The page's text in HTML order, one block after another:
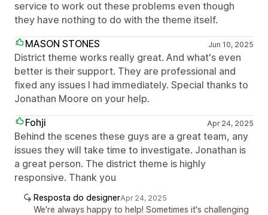
service to work out these problems even though
they have nothing to do with the theme itself.
MASON STONES
Jun 10, 2025
District theme works really great. And what's even
better is their support. They are professional and
fixed any issues I had immediately. Special thanks to
Jonathan Moore on your help.
Fohji
Apr 24, 2025
Behind the scenes these guys are a great team, any
issues they will take time to investigate. Jonathan is
a great person. The district theme is highly
responsive. Thank you
Resposta do designerApr 24, 2025
We're always happy to help! Sometimes it's challenging